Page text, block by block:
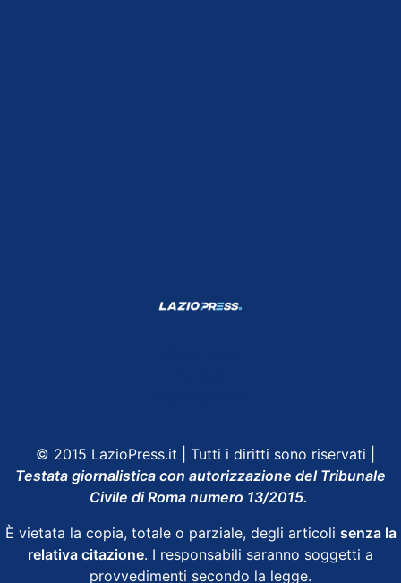
© 2015 LazioPress.it | Tutti i diritti sono riservati |
Testata giornalistica con autorizzazione del Tribunale
Civile di Roma numero 13/2015.
È vietata la copia, totale o parziale, degli articoli senza la
relativa citazione. I responsabili saranno soggetti a
provvedimenti secondo la legge.